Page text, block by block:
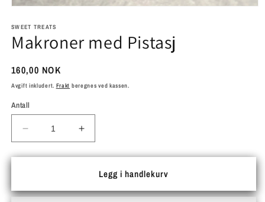
1
i
modal
SWEET TREATS
Makroner med Pistasj
Vanlig
pris
160,00 NOK
Avgift inkludert. Frakt beregnes ved kassen.
Antall
antallet
for
Pistasj
Øk
antallet
for
Makroner
Pistasj
Legg i handlekurv